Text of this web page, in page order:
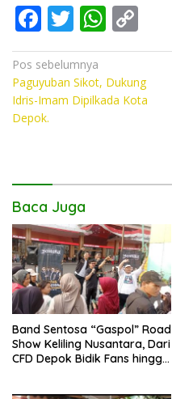
F
ac
e
b
o
T
w
itt
er
W
h
at
s
o
y
Navigasi
pos
Pos sebelumnya
Paguyuban Sikot, Dukung
Idris-Imam Dipilkada Kota
Depok.
Baca Juga
Band Sentosa “Gaspol” Road
Show Keliling Nusantara, Dari
CFD Depok Bidik Fans hingga